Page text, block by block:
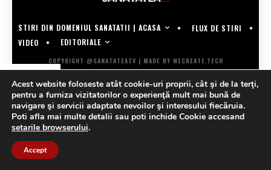
STIRI DIN DOMENIUL SANATATII | ACASA
FLUX DE STIRI
VIDEO
EDITORIALE
COPYRIGHT @SANATATEATV | MADE BY WECREATE.TECH
Acest website foloseste atât cookie-uri proprii, cât şi de la terţi,
pentru a furniza vizitatorilor o experienţă mult mai bună de
navigare şi servicii adaptate nevoilor şi interesului fiecăruia.
Poti afla mai multe detalii sau poti inchide Cookie accesand
setarile browserului.
Accept